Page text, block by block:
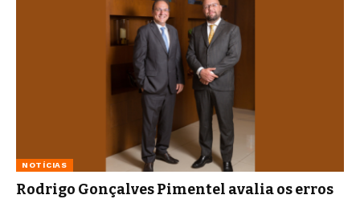
NOTÍCIAS
Rodrigo Gonçalves Pimentel avalia os erros